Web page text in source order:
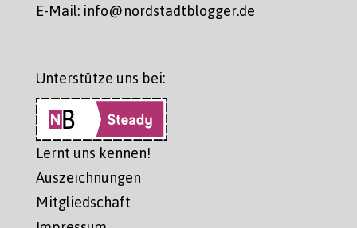
E-Mail: info@nordstadtblogger.de
Unterstütze uns bei:
Lernt uns kennen!
Auszeichnungen
Mitgliedschaft